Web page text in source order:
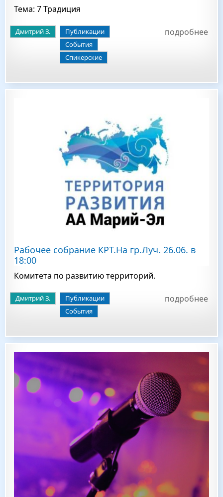
Тема: 7 Традиция
Дмитрий З.
Публикации
События
Спикерские
подробнее
Рабочее собрание КРТ.На гр.Луч. 26.06. в
18:00
Комитета по развитию территорий.
Дмитрий З.
Публикации
События
подробнее